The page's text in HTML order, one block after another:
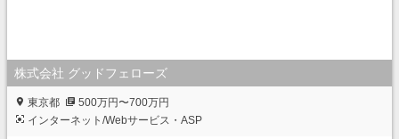
株式会社 グッドフェローズ
東京都
500万円〜700万円
インターネット/Webサービス・ASP